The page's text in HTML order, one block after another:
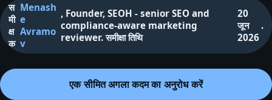
स
मी
क्ष
क
Menash
e
Avramo
v
, Founder, SEOH - senior SEO and
compliance-aware marketing
reviewer.समीक्षा तिथि
20
जून
2026
.
एक सीमित अगला कदम का अनुरोध करें